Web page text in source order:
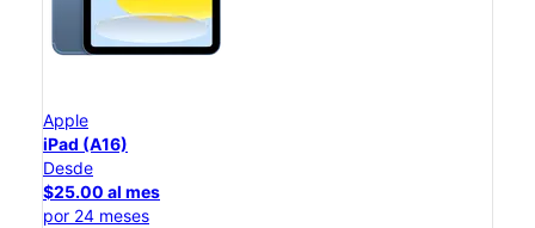
Apple
iPad (A16)
Desde
$25.00 al mes
por 24 meses